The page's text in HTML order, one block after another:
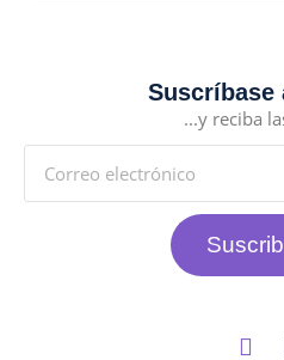
Suscríbase
...y reciba